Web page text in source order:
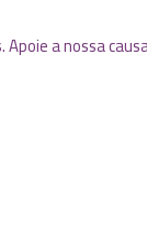
a nossa